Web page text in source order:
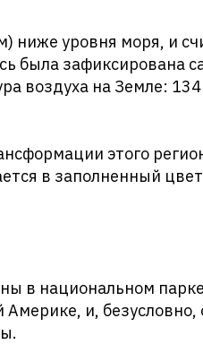
ниже уровня моря, и
была зафиксирована
воздуха на Земле: 134
этого
в заполненный
в национальном
и, безусловно,